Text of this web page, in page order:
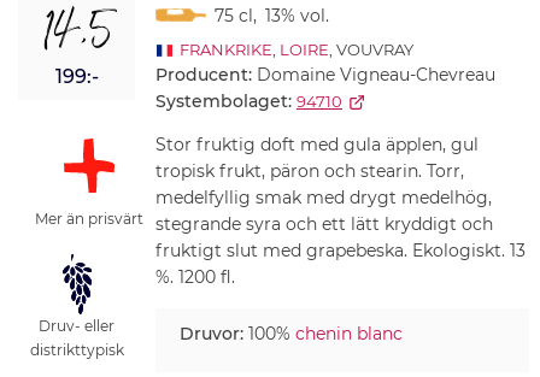
14,5
199:-
Mer än prisvärt
Druv- eller
distrikttypisk
75 cl, 13% vol.
FRANKRIKE LOIRE , VOUVRAY
Producent: Domaine Vigneau-Chevreau
Systembolaget: 94710
Stor fruktig doft med gula äpplen, gul
tropisk frukt, päron och stearin. Torr,
medelfyllig smak med drygt medelhög,
stegrande syra och ett lätt kryddigt och
fruktigt slut med grapebeska. Ekologiskt. 13
%. 1200 fl.
Druvor:100% chenin blanc